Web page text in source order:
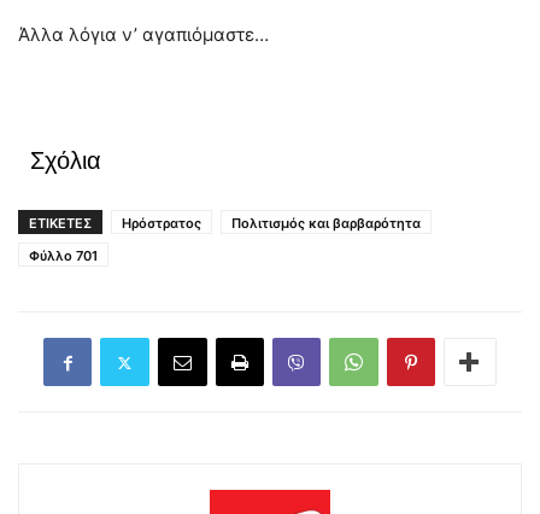
Άλλα λόγια ν’ αγαπιόμαστε…
Σχόλια
ΕΤΙΚΕΤΕΣ Ηρόστρατος
Πολιτισμός και βαρβαρότητα
Φύλλο 701